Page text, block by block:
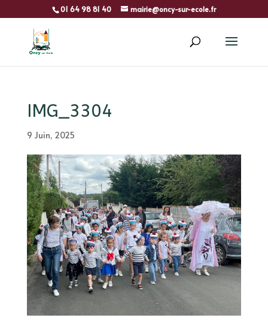
01 64 98 81 40 mairie@oncy-sur-ecole.fr
IMG_3304
9 Juin, 2025